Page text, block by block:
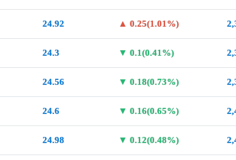
24.92 0.25(1.01%)
24.3 0.1(0.41%)
24.56 0.18(0.73%)
24.6 0.16(0.65%)
24.98 0.12(0.48%)